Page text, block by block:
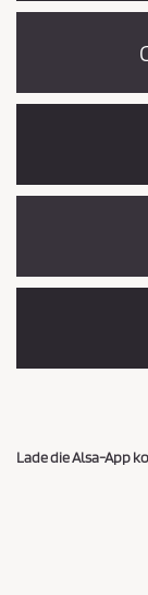
Lade die Alsa-App